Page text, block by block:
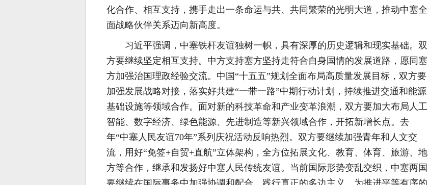
化合作、相互支持，携手走出一条命运与共、共同繁荣的光明大道，推动中塞全
面战略伙伴关系迈向新高度。
习近平强调，中塞铁杆友谊独树一帜，具有深厚的历史逻辑和现实基础。双
方要继续坚定相互支持。中方支持塞方坚持走符合自身国情的发展道路，愿同塞
方加强治国理政经验交流。中国“十五五”规划全面布局高质量发展目标，双方要
加强发展战略对接，落实好共建“一带一路”中期行动计划，持续推进交通和能源
基础设施等领域合作。面对新的科技革命和产业变革浪潮，双方要加大布局人工
智能、数字经济、绿色能源、先进制造等新兴领域合作，开拓新增长点。去
年“中塞人民友谊70年”系列庆祝活动反响热烈。双方要继续加强青年和人文交
流，用好“免签+自贸+直航”立体架构，全方位拓展文化、教育、体育、旅游、地
方等合作，继承和发扬好中塞人民传统友谊。当前国际形势变乱交织，中塞两国
要继续在国际事务中加强协调和配合，践行真正的多边主义，为推进平等有序的